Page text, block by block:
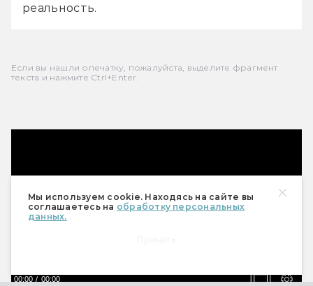
Мы используем cookie. Находясь на сайте вы
соглашаетесь на обработку персональных
данных.
реальность.
Если вы нашли опечатку, пожалуйста, выделите фрагмент
текста и нажмите Ctrl+Enter.
00:00 00:00